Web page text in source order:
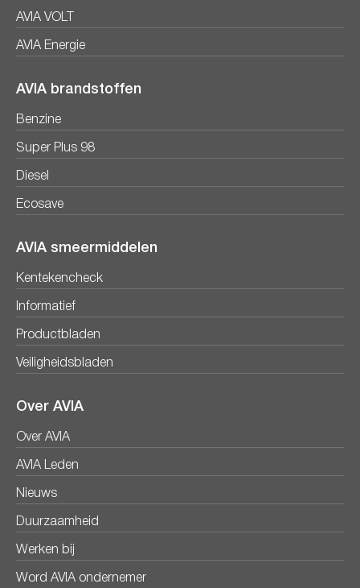
AVIA VOLT
AVIA Energie
AVIA brandstoffen
Benzine
Super Plus 98
Diesel
Ecosave
AVIA smeermiddelen
Kentekencheck
Informatief
Productbladen
Veiligheidsbladen
Over AVIA
Over AVIA
AVIA Leden
Nieuws
Duurzaamheid
Werken bij
Word AVIA ondernemer